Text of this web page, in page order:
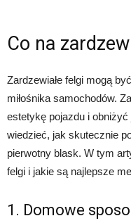
Co na
Zardzewiałe felgi mogą
miłośnika samochodów.
estetykę pojazdu i
wiedzieć, jak skutecznie
pierwotny blask. W tym
felgi i jakie są najlepsze
1. Domowe